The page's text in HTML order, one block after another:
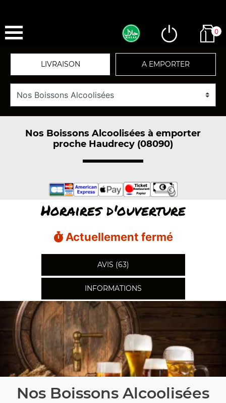
0
LIVRAISON A EMPORTER
Nos Boissons Alcoolisées à emporter
proche Haudrecy (08090)
Horaires d'ouverture
Actuellement fermé
AVIS (63)
INFORMATIONS
Nos Boissons Alcoolisées